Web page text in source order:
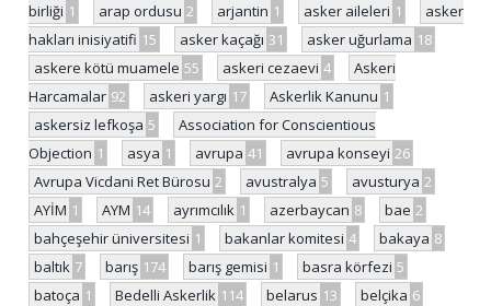
birliği 1 arap ordusu 2 arjantin 1 asker aileleri 1
asker
hakları inisiyatifi 15 asker kaçağı 31 asker uğurlama 18
askere kötü muamele 55 askeri cezaevi 4
Askeri
Harcamalar 92 askeri yargı 17 Askerlik Kanunu 1
askersiz lefkoşa 5
Association for Conscientious
Objection 1 asya 1 avrupa 41 avrupa konseyi 26
Avrupa Vicdani Ret Bürosu 2 avustralya 5 avusturya 2
AYİM 1 AYM 14 ayrımcılık 1 azerbaycan 8 bae 2
bahçeşehir üniversitesi 1 bakanlar komitesi 4 bakaya 8
baltık 7 barış 174 barış gemisi 1 basra körfezi 5
batoça 1 Bedelli Askerlik 114 belarus 13 belçika 6